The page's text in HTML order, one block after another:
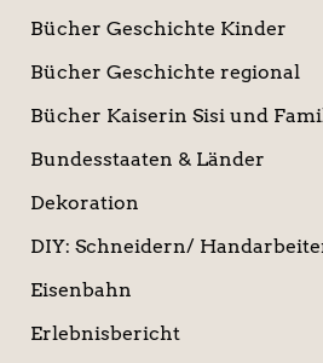
Bücher Geschichte Kinder
Bücher Geschichte regional
Bücher Kaiserin Sisi und
Bundesstaaten & Länder
Dekoration
DIY: Schneidern/
Eisenbahn
Erlebnisbericht